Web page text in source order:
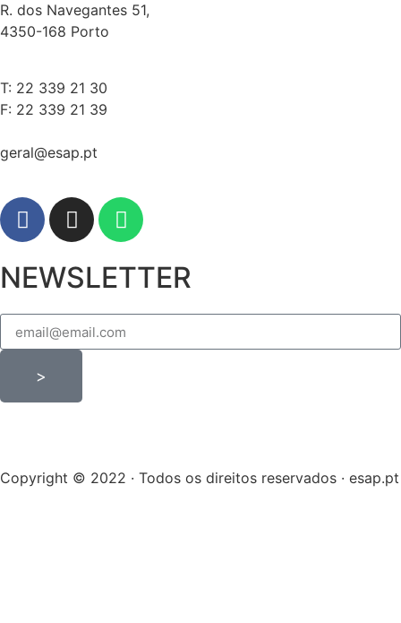
R. dos Navegantes 51,
4350-168 Porto
T: 22 339 21 30
F: 22 339 21 39
geral@esap.pt
NEWSLETTER
>
Copyright © 2022 · Todos os direitos reservados · esap.pt